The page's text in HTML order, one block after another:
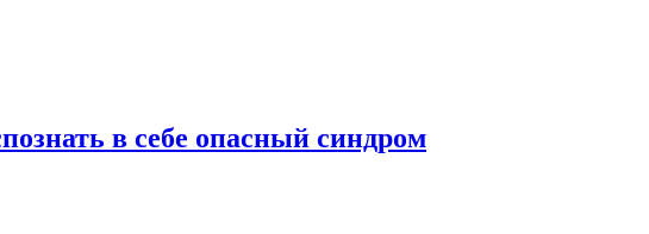
в себе опасный синдром